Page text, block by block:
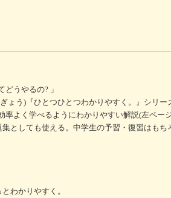
うやるの? 」
ょう)『ひとつひとつわかりやすく。』シリー
よく学べるようにわかりやすい解説(左ペー
としても使える。中学生の予習・復習はもち
わかりやすく。